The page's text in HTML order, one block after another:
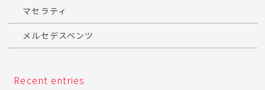
マセラティ
メルセデスベンツ
Recent entries